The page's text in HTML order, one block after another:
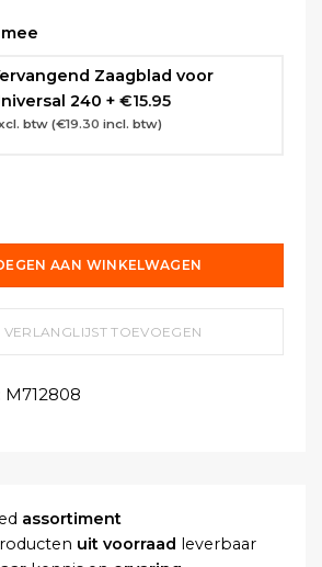
Zaagblad voor
240 + €15.95
btw (€19.30 incl. btw)
240, Traditionele Handgreep aantal
AAN WINKELWAGEN
TOEVOEGEN
M712808
assortiment
uit voorraad leverbaar